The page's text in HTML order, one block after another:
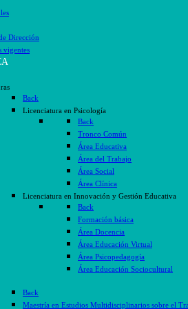
Dirección
vigentes
Back
Licenciatura en Psicología
Back
Tronco Común
Área Educativa
Área del Trabajo
Área Social
Área Clínica
Licenciatura en Innovación y Gestión Educativa
Back
Formación básica
Área Docencia
Área Educación Virtual
Área Psicopedagogía
Área Educación Sociocultural
Back
Maestría en Estudios Multidisciplinarios sobre el